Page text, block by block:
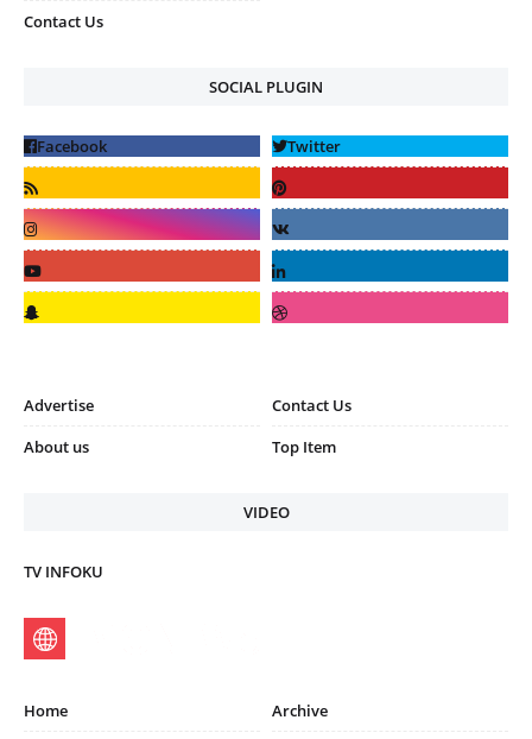
Contact Us
SOCIAL PLUGIN
Advertise
Contact Us
About us
Top Item
VIDEO
TV INFOKU
Home
Archive